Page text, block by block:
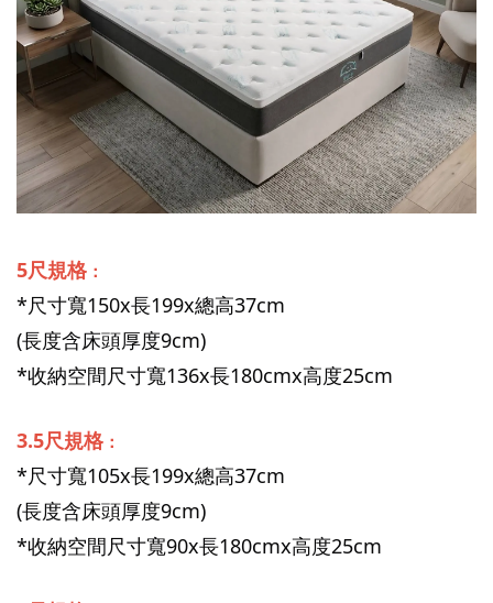
5尺規格 ：
*尺寸寬150x長199x總高37cm
(長度含床頭厚度9cm)
*收納空間尺寸寬136x長180cmx高度25cm
3.5尺規格 ：
*尺寸寬105x長199x總高37cm
(長度含床頭厚度9cm)
*收納空間尺寸寬90x長180cmx高度25cm